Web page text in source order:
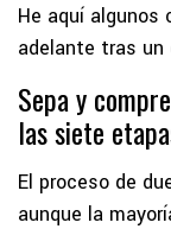
He aquí algunos
adelante tras un
Sepa y
las siete
El proceso de
aunque la